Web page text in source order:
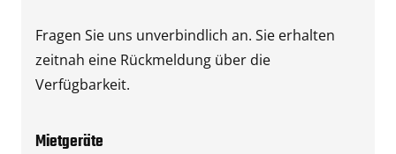
Fragen Sie uns unverbindlich an. Sie erhalten
zeitnah eine Rückmeldung über die
Verfügbarkeit.
Mietgeräte